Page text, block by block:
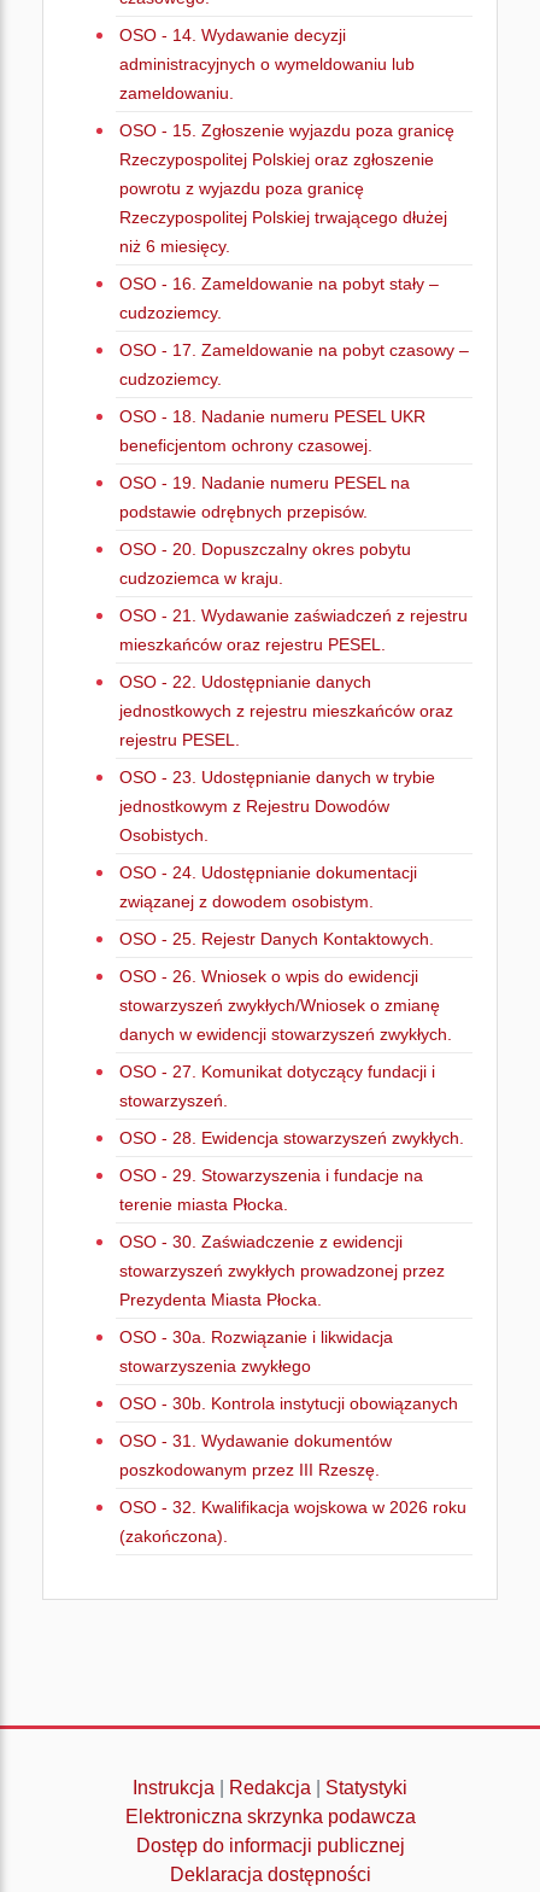
OSO - 14. Wydawanie decyzji
administracyjnych o wymeldowaniu lub
zameldowaniu.
OSO - 15. Zgłoszenie wyjazdu poza granicę
Rzeczypospolitej Polskiej oraz zgłoszenie
powrotu z wyjazdu poza granicę
Rzeczypospolitej Polskiej trwającego dłużej
niż 6 miesięcy.
OSO - 16. Zameldowanie na pobyt stały –
cudzoziemcy.
OSO - 17. Zameldowanie na pobyt czasowy –
cudzoziemcy.
OSO - 18. Nadanie numeru PESEL UKR
beneficjentom ochrony czasowej.
OSO - 19. Nadanie numeru PESEL na
podstawie odrębnych przepisów.
OSO - 20. Dopuszczalny okres pobytu
cudzoziemca w kraju.
OSO - 21. Wydawanie zaświadczeń z rejestru
mieszkańców oraz rejestru PESEL.
OSO - 22. Udostępnianie danych
jednostkowych z rejestru mieszkańców oraz
rejestru PESEL.
OSO - 23. Udostępnianie danych w trybie
jednostkowym z Rejestru Dowodów
Osobistych.
OSO - 24. Udostępnianie dokumentacji
związanej z dowodem osobistym.
OSO - 25. Rejestr Danych Kontaktowych.
OSO - 26. Wniosek o wpis do ewidencji
stowarzyszeń zwykłych/Wniosek o zmianę
danych w ewidencji stowarzyszeń zwykłych.
OSO - 27. Komunikat dotyczący fundacji i
stowarzyszeń.
OSO - 28. Ewidencja stowarzyszeń zwykłych.
OSO - 29. Stowarzyszenia i fundacje na
terenie miasta Płocka.
OSO - 30. Zaświadczenie z ewidencji
stowarzyszeń zwykłych prowadzonej przez
Prezydenta Miasta Płocka.
OSO - 30a. Rozwiązanie i likwidacja
stowarzyszenia zwykłego
OSO - 30b. Kontrola instytucji obowiązanych
OSO - 31. Wydawanie dokumentów
poszkodowanym przez III Rzeszę.
OSO - 32. Kwalifikacja wojskowa w 2026 roku
(zakończona).
Instrukcja Redakcja
Statystyki
Elektroniczna skrzynka podawcza
Dostęp do informacji publicznej
Deklaracja dostępności